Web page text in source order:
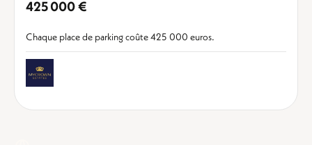
425 000 €
Chaque place de parking coûte 425 000 euros.